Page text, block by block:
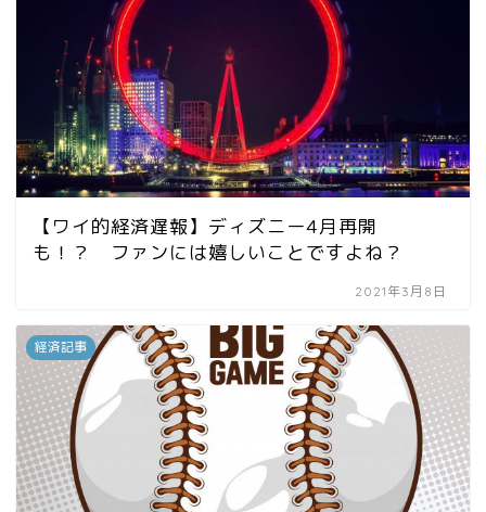
【ワイ的経済遅報】ディズニー4月再開
も！？ ファンには嬉しいことですよね？
2021年3月8日
経済記事